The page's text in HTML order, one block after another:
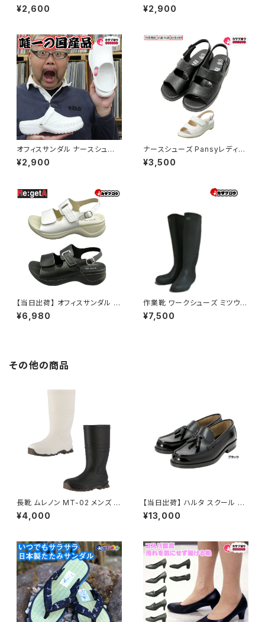
ロッグ 防滑 HM9050 2way サ
ンダル メンズ レディース 軽量
¥2,600
ル レディース クロッグ オフィス
室内 歩きやすい おすすめ
¥2,900
オフィスサンダル ナースシュー
ズ エバロンサンダル EVARON
メンズ クロッグ 抗菌 消臭 滑り
量 日本製 おすすめ
¥2,900
ナースシューズ Pansyレディー
スオフィスサンダル BB5303 パ
ンジー レディース 快適 抗菌防
¥3,500
【当日出荷】 オフィスサンダル レ
ディース ナースシューズ リゲッ
タレディースサンダル RW1001
¥6,980
作業靴 ワークシューズ ミツウマ
メンズ レディース 三馬 軽量田
植長 かろやか農業長6号 日本
¥7,500
その他の商品
長靴 ムレノン MT-02 メンズ 軽
量 作業 農業 雨具 PVC 防水 ガ
ーデニング 弘進ゴム ワークブー
¥4,000
【当日出荷】 ハルタ スクール H
ARUTA タッセルローファー #9
07 メンズ 紳士 ブラック 黒 3E
靴 カジュアル オシャレ ファッシ
ョン 大人ローファー 発表会 指
定靴
¥13,000